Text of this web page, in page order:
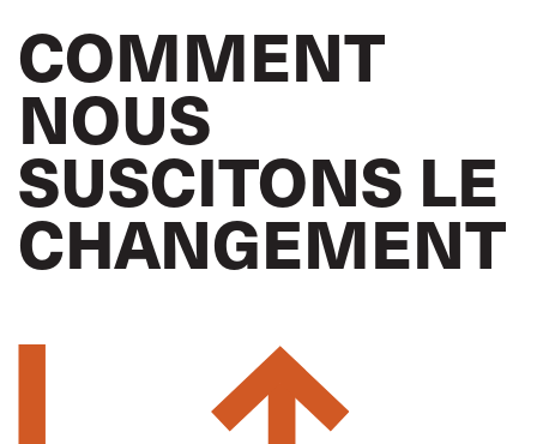
COMMENT
NOUS
SUSCITONS LE
CHANGEMENT